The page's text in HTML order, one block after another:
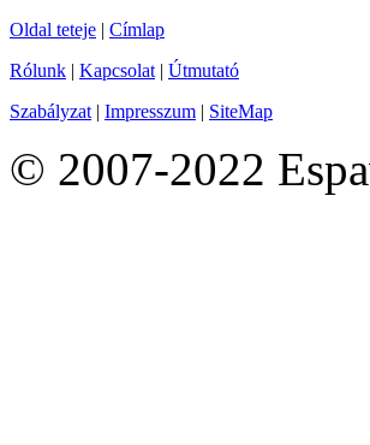
Oldal teteje | Címlap
Rólunk | Kapcsolat | Útmutató
Szabályzat | Impresszum | SiteMap
© 2007-2022